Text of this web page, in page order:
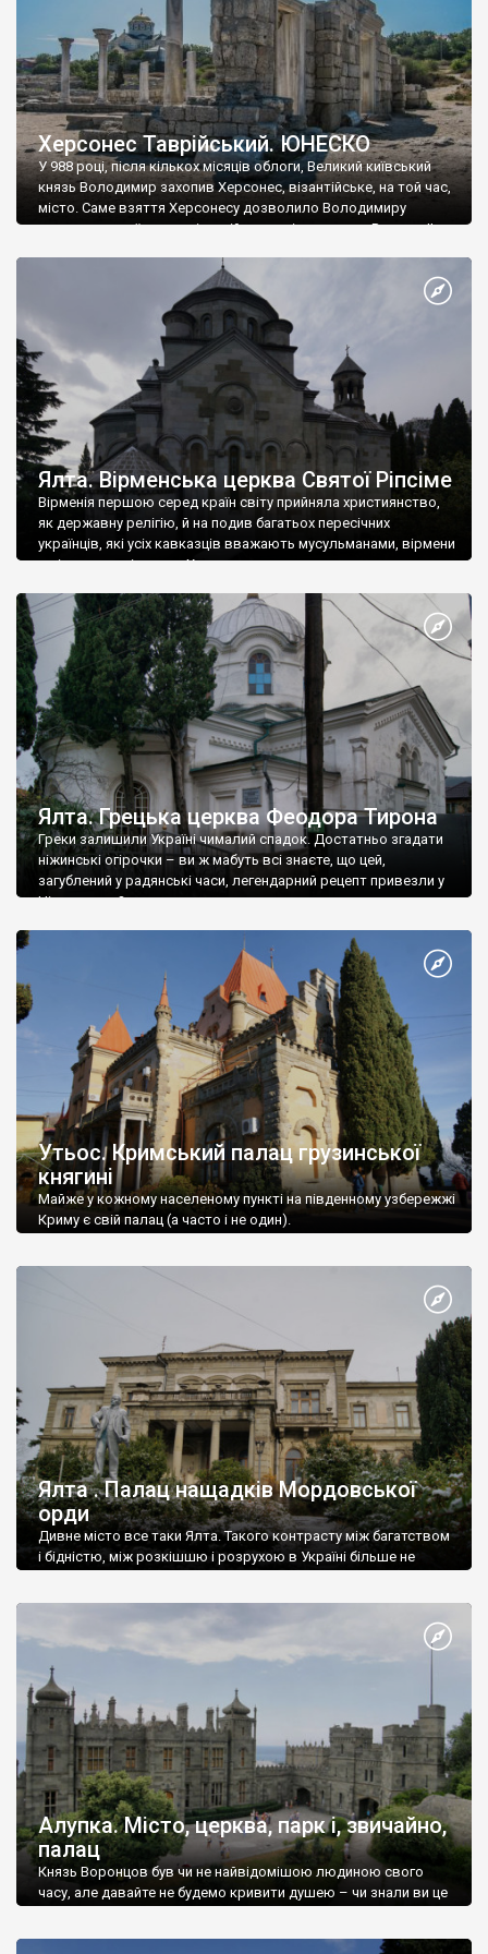
Херсонес Таврійський. ЮНЕСКО
У 988 році, після кількох місяців облоги, Великий київський
князь Володимир захопив Херсонес, візантійське, на той час,
місто. Саме взяття Херсонесу дозволило Володимиру
диктувати свої умови візантійському імператору Василю ІІ, та
Херсонесі Володимир-язичник, став Василем-християнином.
А потім було Хрещення Русі. На честь Херсонесу Таврійського
Ялта. Вірменська церква Святої Ріпсіме
Вірменія першою серед країн світу прийняла християнство,
як державну релігію, й на подив багатьох пересічних
українців, які усіх кавказців вважають мусульманами, вірмени
є відданими вірянами Христа
Ялта. Грецька церква Феодора Тирона
Греки залишили Україні чималий спадок. Достатньо згадати
ніжинські огірочки – ви ж мабуть всі знаєте, що цей,
загублений у радянські часи, легендарний рецепт привезли у
Ніжин греки?
Утьос. Кримський палац грузинської
княгині
Майже у кожному населеному пункті на південному узбережжі
Криму є свій палац (а часто і не один).
Ялта . Палац нащадків Мордовської
орди
Дивне місто все таки Ялта. Такого контрасту між багатством
і бідністю, між розкішшю і розрухою в Україні більше не
Алупка. Місто, церква, парк і, звичайно,
палац
Князь Воронцов був чи не найвідомішою людиною свого
часу, але давайте не будемо кривити душею – чи знали ви це